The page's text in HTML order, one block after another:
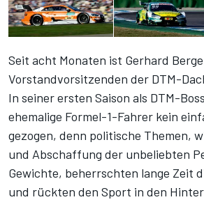
Seit acht Monaten ist Gerhard
Vorstandvorsitzenden der DTM-
In seiner ersten Saison als DTM-
ehemalige Formel-1-Fahrer kein
gezogen, denn politische Themen,
und Abschaffung der unbeliebten
Gewichte, beherrschten lange Zeit
und rückten den Sport in den